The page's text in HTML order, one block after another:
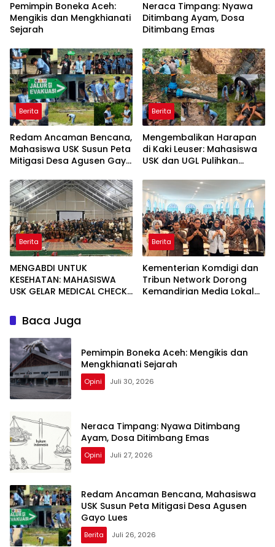
Pemimpin Boneka Aceh:
Mengikis dan Mengkhianati
Sejarah
Neraca Timpang: Nyawa
Ditimbang Ayam, Dosa
Ditimbang Emas
Berita
Redam Ancaman Bencana,
Mahasiswa USK Susun Peta
Mitigasi Desa Agusen Gayo
Berita
Mengembalikan Harapan
di Kaki Leuser: Mahasiswa
USK dan UGL Pulihkan
Agusen
Berita
MENGABDI UNTUK
KESEHATAN: MAHASISWA
USK GELAR MEDICAL CHECK
Berita
Kementerian Komdigi dan
Tribun Network Dorong
Kemandirian Media Lokal
Baca Juga
Pemimpin Boneka Aceh: Mengikis dan
Mengkhianati Sejarah
Opini Juli 30, 2026
Neraca Timpang: Nyawa Ditimbang
Ayam, Dosa Ditimbang Emas
Opini Juli 27, 2026
Redam Ancaman Bencana, Mahasiswa
USK Susun Peta Mitigasi Desa Agusen
Gayo Lues
Berita Juli 26, 2026